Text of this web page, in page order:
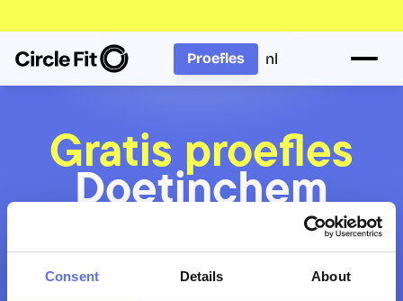
Consent Details About
nl
Proefles
Gratis proefles
Doetinchem
Wil je met meerdere personen komen? Boek